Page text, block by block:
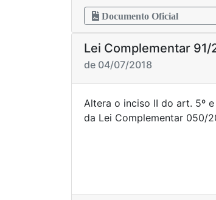
Documento Oficial
Lei Complementar 91/
de 04/07/2018
Altera o inciso II do art. 5º
da Lei